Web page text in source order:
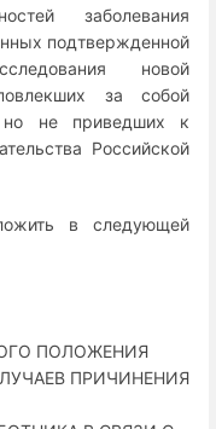
заболевания
подтвержденной
новой
за собой
но не приведших к
Российской
в следующей
ПОЛОЖЕНИЯ
ПРИЧИНЕНИЯ